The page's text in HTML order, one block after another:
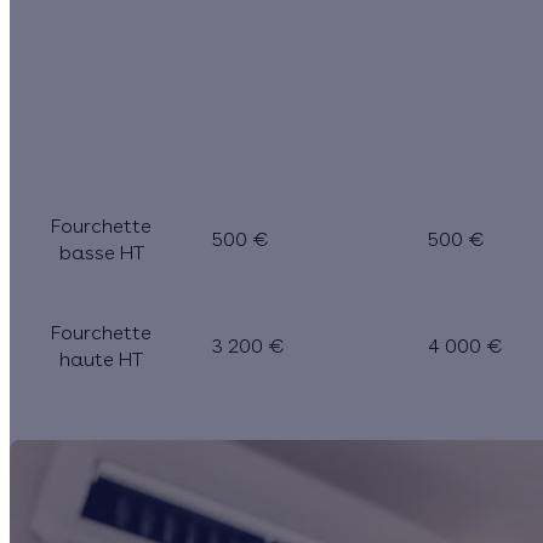
Fourchette
basse HT
500 € 500 €
Fourchette
haute HT
3 200 € 4 000 €